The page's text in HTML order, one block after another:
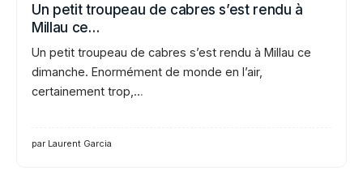
Un petit troupeau de cabres s’est rendu à
Millau ce…
Un petit troupeau de cabres s’est rendu à Millau ce
dimanche. Enormément de monde en l’air,
certainement trop,…
par Laurent Garcia